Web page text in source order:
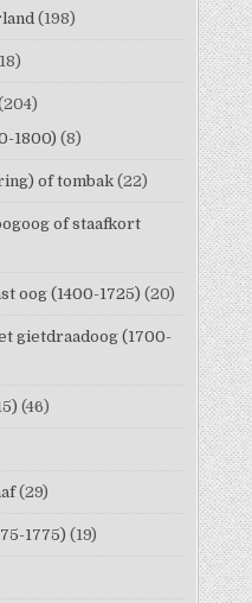
(198)
1800) (8)
of tombak (22)
of staafkort
oog (1400-1725) (20)
gietdraadoog (1700-
(46)
(29)
1775) (19)